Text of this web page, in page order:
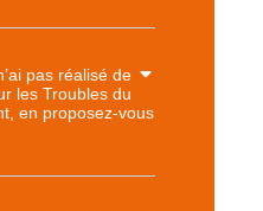
pas réalisé de
les Troubles du
en proposez-vous